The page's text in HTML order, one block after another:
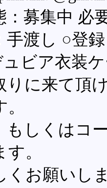
募集中 必
手渡し ○登録
ビア衣装
りに来て頂
もしくはコ
。
くお願いし